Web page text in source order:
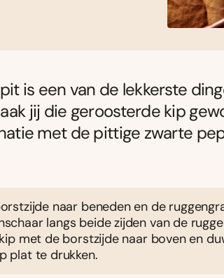
is een van de lekkerste
jij die geroosterde kip
met de pittige zwarte
naar beneden en de
langs beide zijden van de
met de borstzijde naar boven en
plat te drukken.